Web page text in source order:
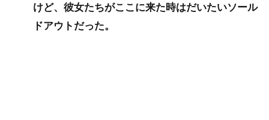
けど、彼女たちがここに来た時はだいたいソール
ドアウトだった。